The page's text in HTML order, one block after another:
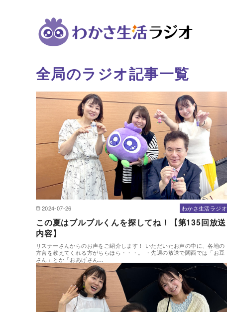
全局のラジオ記事一覧
2024-07-26 わかさ生活ラジオ
この夏はブルブルくんを探してね！【第135回放送
内容】
リスナーさんからのお声をご紹介します！ いただいたお声の中に、各地の
方言を教えてくれる方がちらほら・・・。 ・先週の放送で関西では「お豆
さん」とか「おあげさん…